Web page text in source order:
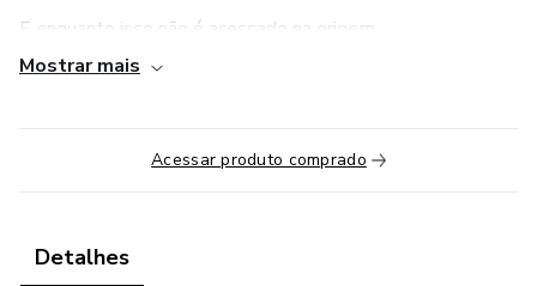
E enquanto isso não é acessado na origem,
mas acaba voltando para o mesmo lugar.
Nas escolhas.
Mostrar mais
Acessar produto comprado
Detalhes